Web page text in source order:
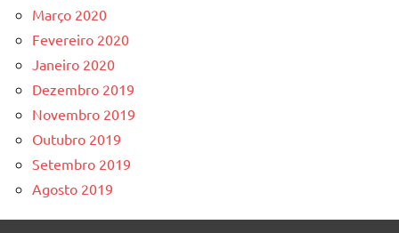
Março 2020
Fevereiro 2020
Janeiro 2020
Dezembro 2019
Novembro 2019
Outubro 2019
Setembro 2019
Agosto 2019